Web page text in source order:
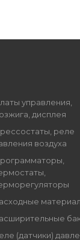
управления,
дисплея
реле
воздуха
(датчики)